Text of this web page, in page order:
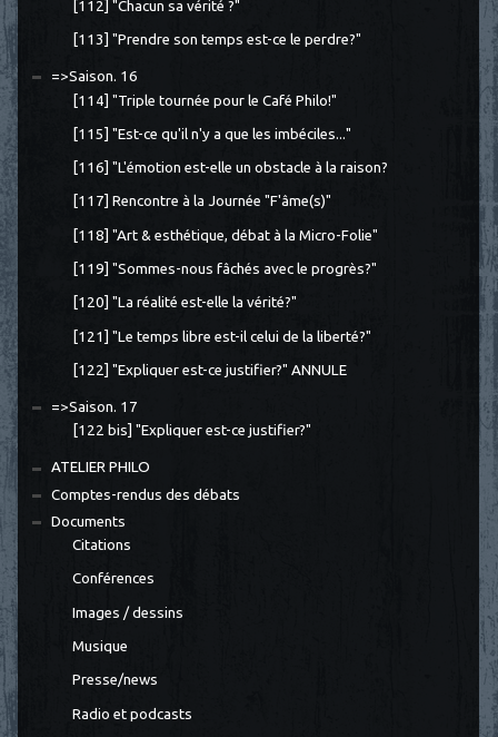
[112] "Chacun sa vérité ?"
[113] "Prendre son temps est-ce le perdre?"
=>Saison. 16
[114] "Triple tournée pour le Café Philo!"
[115] "Est-ce qu'il n'y a que les imbéciles..."
[116] "L'émotion est-elle un obstacle à la raison?
[117] Rencontre à la Journée "F'âme(s)"
[118] "Art & esthétique, débat à la Micro-Folie"
[119] "Sommes-nous fâchés avec le progrès?"
[120] "La réalité est-elle la vérité?"
[121] "Le temps libre est-il celui de la liberté?"
[122] "Expliquer est-ce justifier?" ANNULE
=>Saison. 17
[122 bis] "Expliquer est-ce justifier?"
ATELIER PHILO
Comptes-rendus des débats
Documents
Citations
Conférences
Images / dessins
Musique
Presse/news
Radio et podcasts